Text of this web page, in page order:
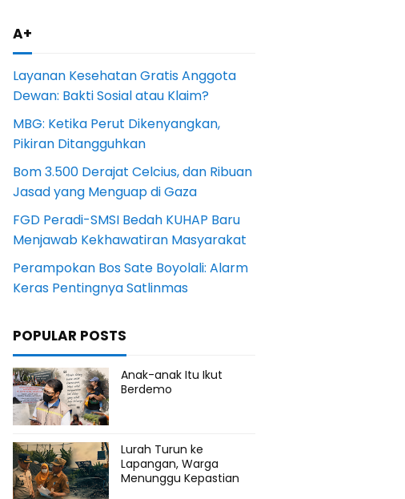
A+
Layanan Kesehatan Gratis Anggota
Dewan: Bakti Sosial atau Klaim?
MBG: Ketika Perut Dikenyangkan,
Pikiran Ditangguhkan
Bom 3.500 Derajat Celcius, dan Ribuan
Jasad yang Menguap di Gaza
FGD Peradi-SMSI Bedah KUHAP Baru
Menjawab Kekhawatiran Masyarakat
Perampokan Bos Sate Boyolali: Alarm
Keras Pentingnya Satlinmas
POPULAR POSTS
Anak-anak Itu Ikut
Berdemo
Lurah Turun ke
Lapangan, Warga
Menunggu Kepastian